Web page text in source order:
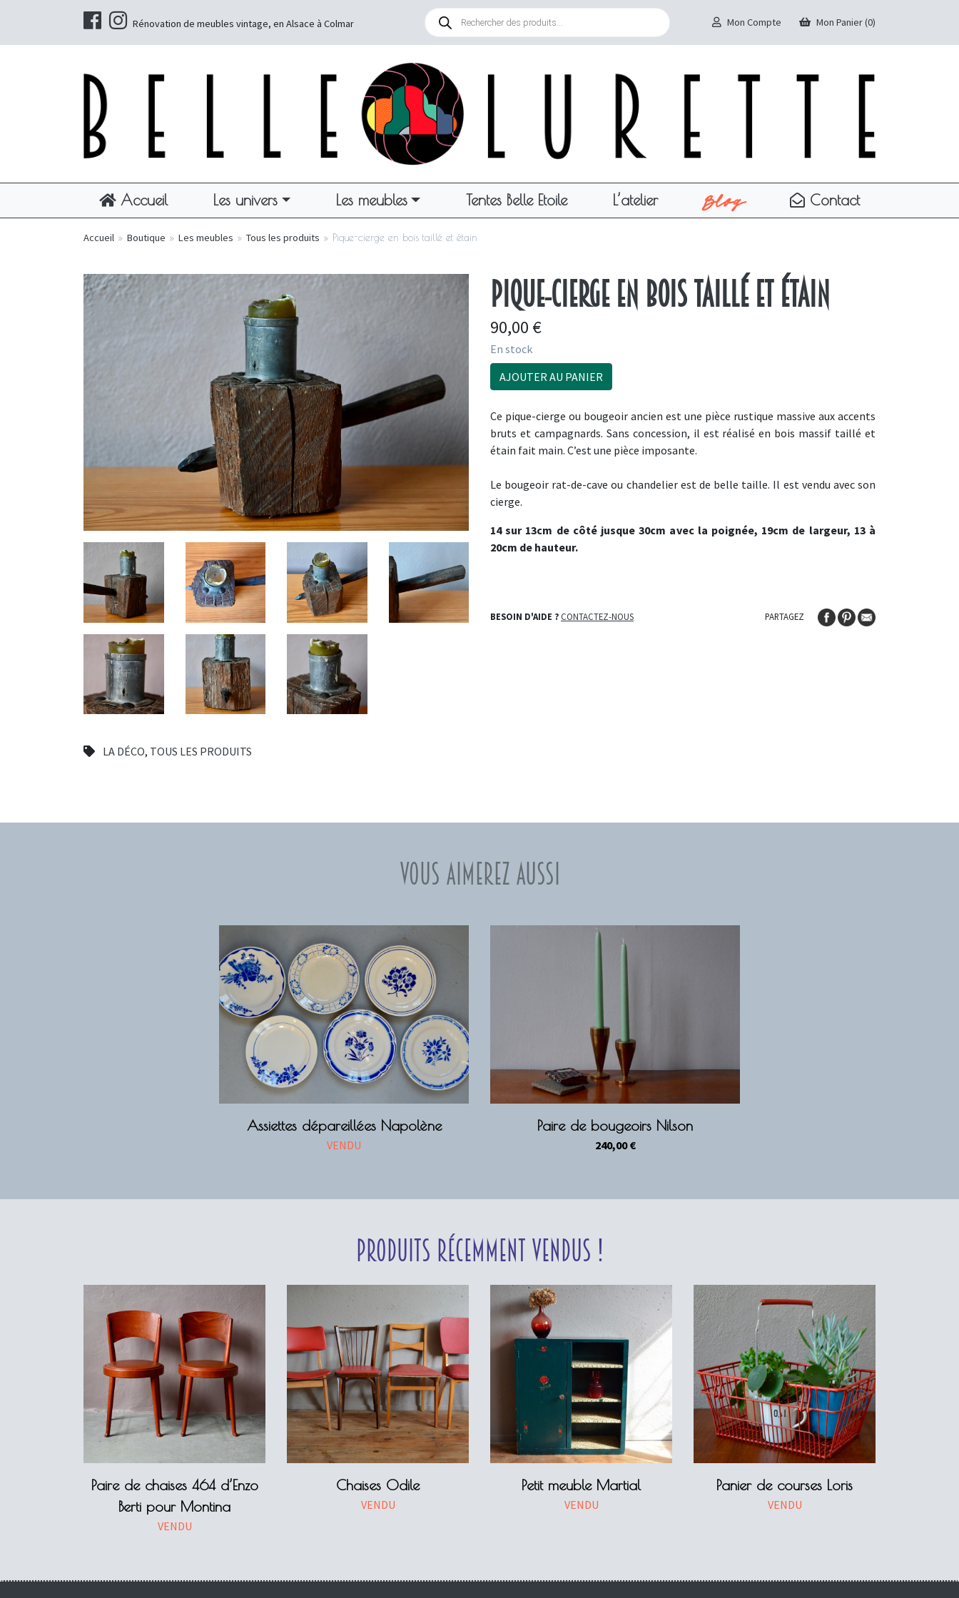
Rénovation de meubles vintage, en Alsace à Colmar
Recherche
produits
Mon Compte Mon Panier (0)
Accueil Les univers Les meubles Tentes Belle Etoile L’atelier Blog Contact
Accueil » Boutique » Les meubles » Tous les produits » Pique-cierge en bois taillé et étain
LA DÉCO, TOUS LES PRODUITS
Pique-cierge en bois taillé et étain
90,00 €
En stock
AJOUTER AU PANIER
Ce pique-cierge ou bougeoir ancien est une pièce rustique massive aux accents
bruts et campagnards. Sans concession, il est réalisé en bois massif taillé et
étain fait main. C’est une pièce imposante.
Le bougeoir rat-de-cave ou chandelier est de belle taille. Il est vendu avec son
cierge.
14 sur 13cm de côté jusque 30cm avec la poignée, 19cm de largeur, 13 à
20cm de hauteur.
BESOIN D'AIDE ?CONTACTEZ-NOUS PARTAGEZ
Vous aimerez aussi
Assiettes dépareillées Napolène
VENDU
Paire de bougeoirs Nilson
240,00€
Produits récemment vendus !
Paire de chaises 464 d’Enzo
Berti pour Montina
VENDU
Chaises Odile
VENDU
Petit meuble Martial
VENDU
Panier de courses Loris
VENDU